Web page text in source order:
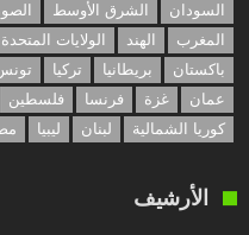
السودان
الشرق الأوسط
المغرب
الهند الولايات المتحدة
باكستان
بريطانيا تركيا
عمان
غزة فرنسا فلسطين
كوريا الشمالية
لبنان ليبيا
الأرشيف